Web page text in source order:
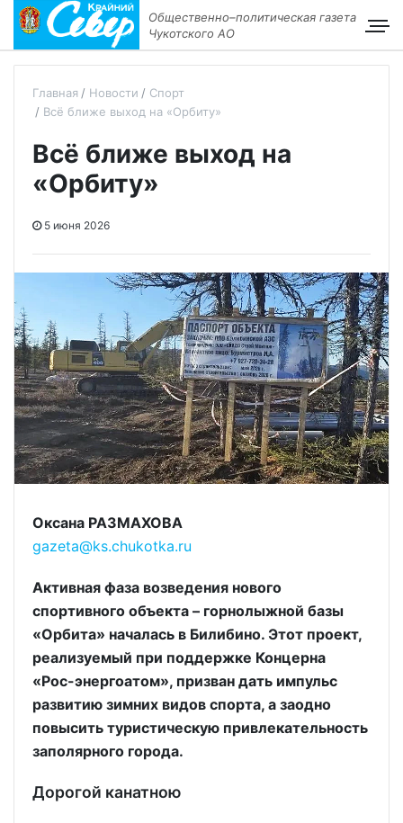
Общественно–политическая газета
Чукотского АО
Главная Новости
Спорт
Всё ближе выход на «Орбиту»
Всё ближе выход на
«Орбиту»
5 июня 2026
Оксана РАЗМАХОВА
gazeta@ks.chukotka.ru
Активная фаза возведения нового
спортивного объекта – горнолыжной базы
«Орбита» началась в Билибино. Этот проект,
реализуемый при поддержке Концерна
«Рос-энергоатом», призван дать импульс
развитию зимних видов спорта, а заодно
повысить туристическую привлекательность
заполярного города.
Дорогой канатною